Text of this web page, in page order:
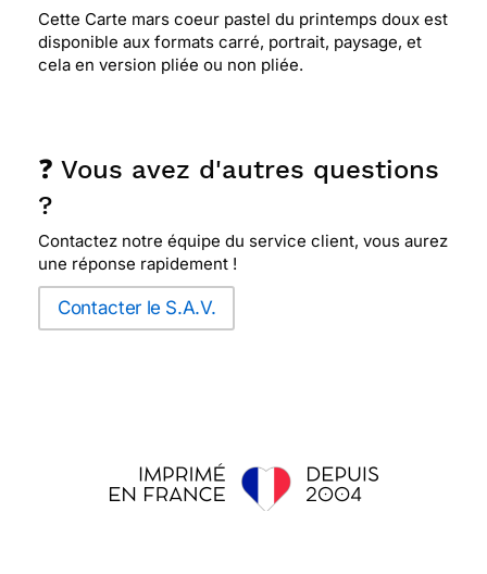
Cette Carte mars coeur pastel du printemps doux est
disponible aux formats carré, portrait, paysage, et
cela en version pliée ou non pliée.
❓ Vous avez d'autres questions
?
Contactez notre équipe du service client, vous aurez
une réponse rapidement !
Contacter le S.A.V.